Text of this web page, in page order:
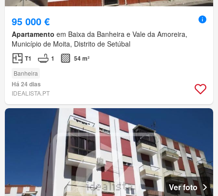
95 000 €
Apartamento em Baixa da Banheira e Vale da Amoreira,
Município de Moita, Distrito de Setúbal
T1 1 54 m²
Banheira
Há 24 dias
IDEALISTA.PT
Ver foto